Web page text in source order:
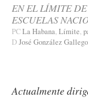
EN EL LÍMITE
ESCUELAS
PCLa Habana, Límite,
DJosé González
Actualmente